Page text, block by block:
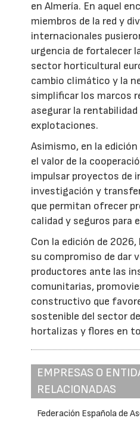
en Almería. En aquel
miembros de la red y
internacionales
urgencia de fortalecer
sector horticultural
cambio climático y la
simplificar los marcos
asegurar la rentabilidad
explotaciones.
Asimismo, en la
el valor de la
impulsar proyectos de
investigación y
que permitan ofrecer
calidad y seguros para
Con la edición de 2026,
su compromiso de dar
productores ante las
comunitarias,
constructivo que
sostenible del sector
hortalizas y flores en
EMPRESAS O
RELACIONADAS
Federación Española de